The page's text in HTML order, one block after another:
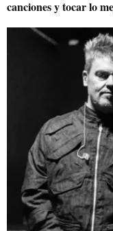
canciones y tocar lo